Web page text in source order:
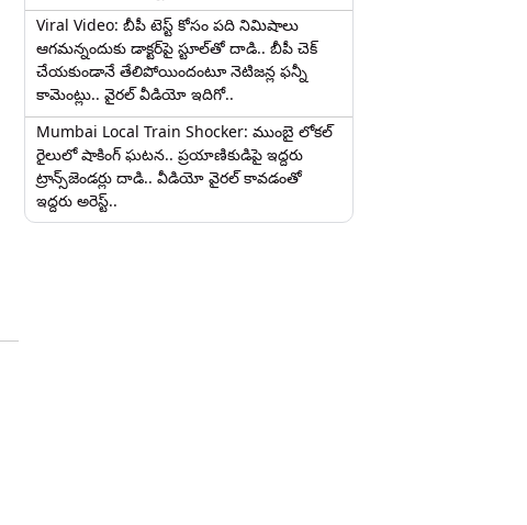
Viral Video: బీపీ టెస్ట్‌ కోసం పది నిమిషాలు
ఆగమన్నందుకు డాక్టర్‌పై స్టూల్‌తో దాడి.. బీపీ చెక్
చేయకుండానే తేలిపోయిందంటూ నెటిజన్ల ఫన్నీ
కామెంట్లు.. వైరల్ వీడియో ఇదిగో..
Mumbai Local Train Shocker: ముంబై లోకల్
రైలులో షాకింగ్ ఘటన.. ప్రయాణికుడిపై ఇద్దరు
ట్రాన్స్‌జెండర్లు దాడి.. వీడియో వైరల్ కావడంతో
ఇద్దరు అరెస్ట్..